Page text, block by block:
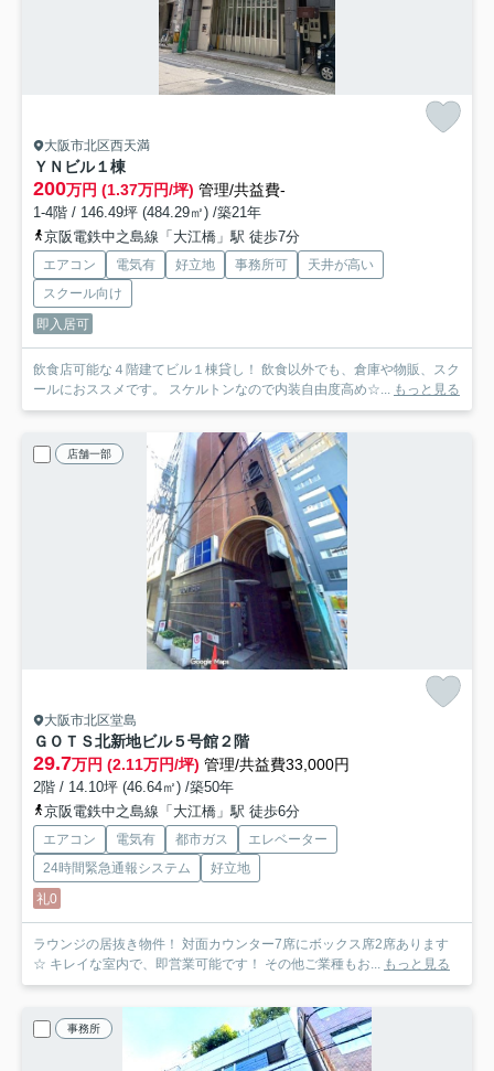
大阪市北区西天満
ＹＮビル１棟
200万円 (1.37万円/坪) 管理/共益費-
1-4階 / 146.49坪 (484.29㎡) /築21年
京阪電鉄中之島線「大江橋」駅 徒歩7分
エアコン 電気有 好立地 事務所可
天井が高い
スクール向け
即入居可
飲食店可能な４階建てビル１棟貸し！ 飲食以外でも、倉庫や物販、スク
ールにおススメです。 スケルトンなので内装自由度高め☆... もっと見る
店舗一部
大阪市北区堂島
ＧＯＴＳ北新地ビル５号館２階
29.7万円 (2.11万円/坪) 管理/共益費33,000円
2階 / 14.10坪 (46.64㎡) /築50年
京阪電鉄中之島線「大江橋」駅 徒歩6分
エアコン 電気有 都市ガス
エレベーター
24時間緊急通報システム
好立地
礼0
ラウンジの居抜き物件！ 対面カウンター7席にボックス席2席あります
☆ キレイな室内で、即営業可能です！ その他ご業種もお... もっと見る
事務所